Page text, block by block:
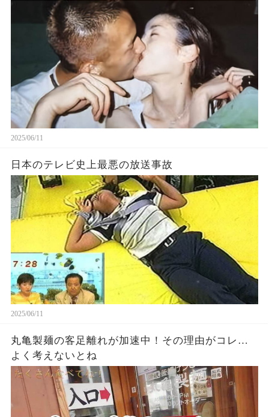
2025/06/11
日本のテレビ史上最悪の放送事故
2025/06/11
丸亀製麺の客足離れが加速中！その理由がコレ…
よく考えないとね